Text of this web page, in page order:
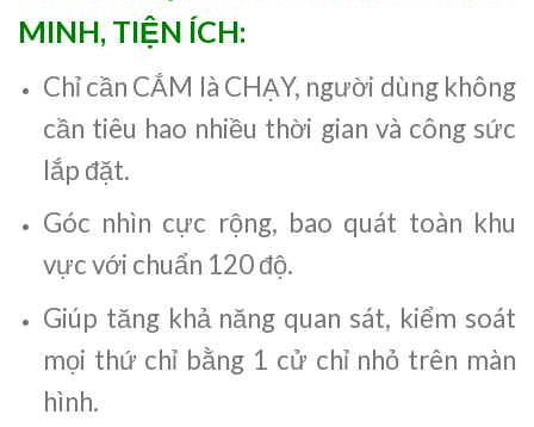
MINH, TIỆN ÍCH:
Chỉ cần CẮM là CHẠY, người dùng không
cần tiêu hao nhiều thời gian và công sức
lắp đặt.
Góc nhìn cực rộng, bao quát toàn khu
vực với chuẩn 120 độ.
Giúp tăng khả năng quan sát, kiểm soát
mọi thứ chỉ bằng 1 cử chỉ nhỏ trên màn
hình.